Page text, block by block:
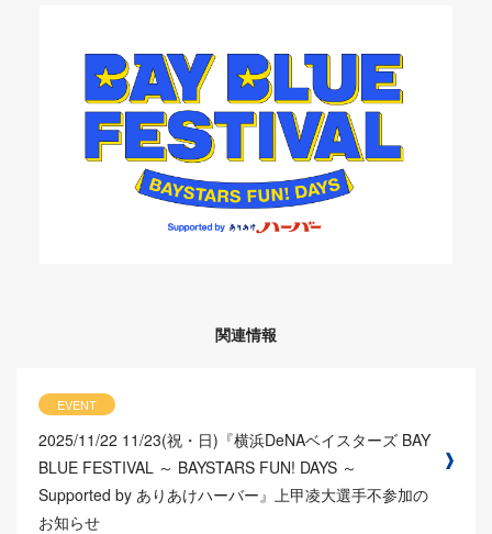
関連情報
EVENT
2025/11/22 11/23(祝・日)『横浜DeNAベイスターズ BAY
BLUE FESTIVAL ～ BAYSTARS FUN! DAYS ～
Supported by ありあけハーバー』上甲凌大選手不参加の
お知らせ